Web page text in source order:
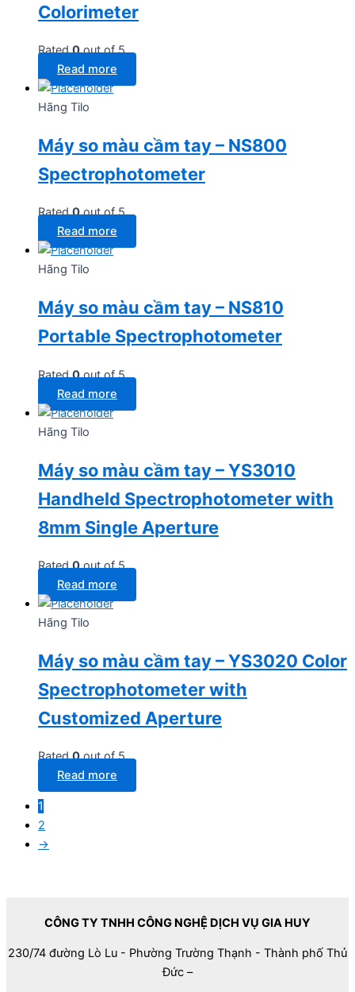
Colorimeter
Rated0out of 5
Read more
Hãng Tilo
Máy so màu cầm tay – NS800
Spectrophotometer
Rated0out of 5
Read more
Hãng Tilo
Máy so màu cầm tay – NS810
Portable Spectrophotometer
Rated0out of 5
Read more
Hãng Tilo
Máy so màu cầm tay – YS3010
Handheld Spectrophotometer with
8mm Single Aperture
Rated0out of 5
Read more
Hãng Tilo
Máy so màu cầm tay – YS3020 Color
Spectrophotometer with
Customized Aperture
Rated0out of 5
Read more
1
2
→
CÔNG TY TNHH CÔNG NGHỆ DỊCH VỤ GIA HUY
230/74 đường Lò Lu - Phường Trường Thạnh - Thành phố Thủ
Đức –